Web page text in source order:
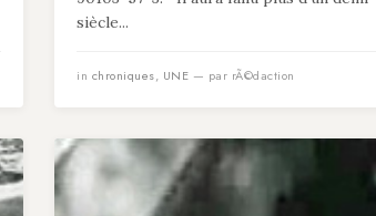
siècle...
in chroniques, UNE — par rÃ©daction